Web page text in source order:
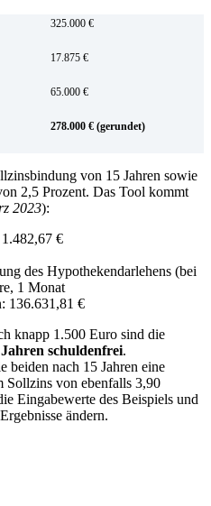
325.000 €
17.875 €
65.000 €
278.000 € (gerundet)
von 15 Jahren sowie
2,5 Prozent. Das Tool kommt
2023):
€
des Hypothekendarlehens (bei
1 Monat
136.631,81 €
knapp 1.500 Euro sind die
schuldenfrei.
beiden nach 15 Jahren eine
Sollzins von ebenfalls 3,90
Eingabewerte des Beispiels und
ändern.